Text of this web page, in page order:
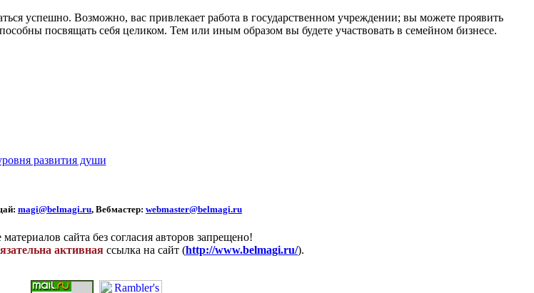
успешно. Возможно, вас привлекает работа в государственном учреждении; вы можете проявить
посвящать себя целиком. Тем или иным образом вы будете участвовать в семейном бизнесе.
развития души
magi@belmagi.ru, Вебмастер: webmaster@belmagi.ru
сайта без согласия авторов запрещено!
активная ссылка на сайт (http://www.belmagi.ru/).